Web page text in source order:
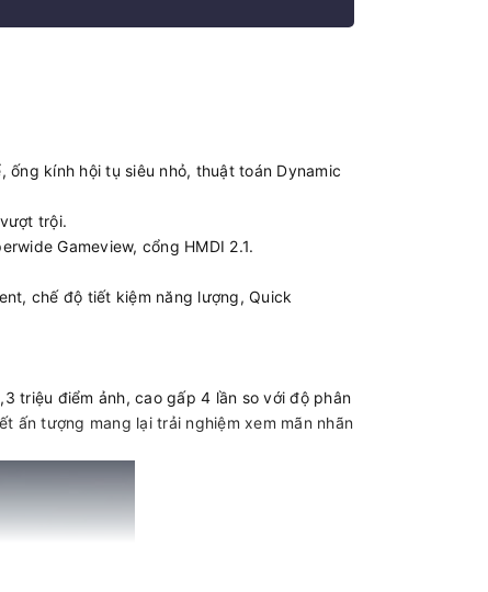
kính hội tụ siêu nhỏ, thuật toán Dynamic
trội.
Gameview, cổng HMDI 2.1.
chế độ tiết kiệm năng lượng, Quick
triệu điểm ảnh, cao gấp 4 lần so với độ phân
ấn tượng mang lại trải nghiệm xem mãn nhãn